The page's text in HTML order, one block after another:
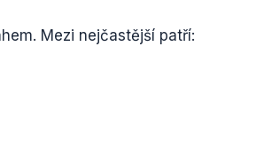
Mezi nejčastější patří: